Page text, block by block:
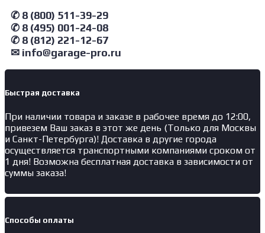
Optimus
Ультразвуковая
мойка
с
подогревом
30
✆ 8 (800) 511-39-29
✆ 8 (495) 001-24-08
✆ 8 (812) 221-12-67
✉ info@garage-pro.ru
Быстрая доставка
При наличии товара и заказе в рабочее время до 12:00,
привезем Ваш заказ в этот же день (Только для Москвы
и Санкт-Петербурга)! Доставка в другие города
осуществляется транспортными компаниями сроком от
1 дня! Возможна бесплатная доставка в зависимости от
суммы заказа!
Способы оплаты